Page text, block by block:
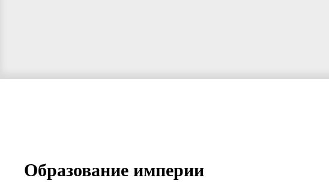
Образование империи